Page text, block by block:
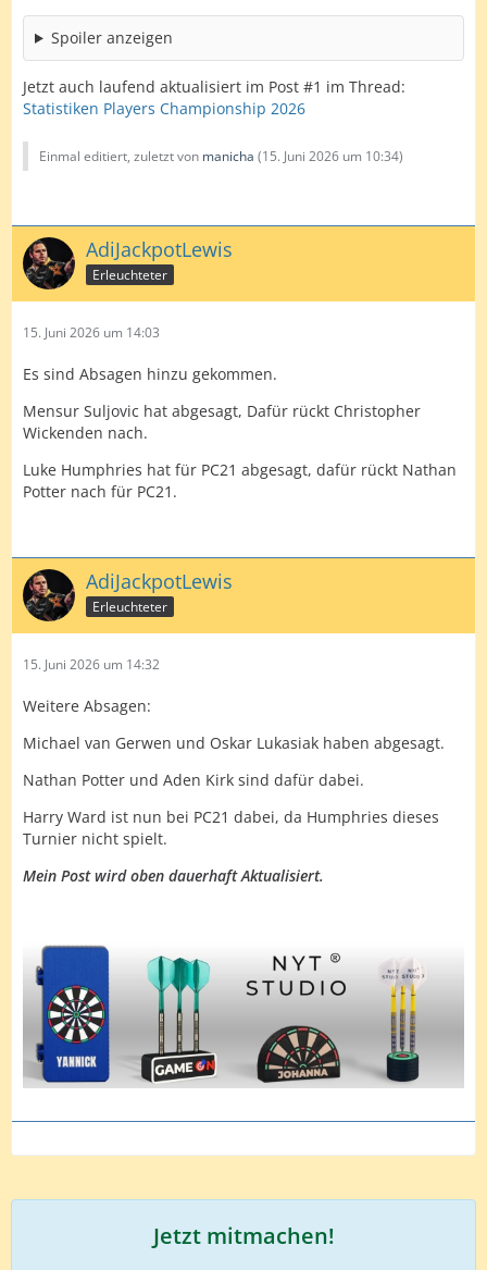
2026 Players Championships 21-22 Player entries
confirmed
Spoiler anzeigen
Jetzt auch laufend aktualisiert im Post #1 im Thread:
Statistiken Players Championship 2026
Einmal editiert, zuletzt von manicha (15. Juni 2026 um 10:34)
AdiJackpotLewis
Erleuchteter
15. Juni 2026 um 14:03
Es sind Absagen hinzu gekommen.
Mensur Suljovic hat abgesagt, Dafür rückt Christopher
Wickenden nach.
Luke Humphries hat für PC21 abgesagt, dafür rückt Nathan
Potter nach für PC21.
AdiJackpotLewis
Erleuchteter
15. Juni 2026 um 14:32
Weitere Absagen:
Michael van Gerwen und Oskar Lukasiak haben abgesagt.
Nathan Potter und Aden Kirk sind dafür dabei.
Harry Ward ist nun bei PC21 dabei, da Humphries dieses
Turnier nicht spielt.
Mein Post wird oben dauerhaft Aktualisiert.
Jetzt mitmachen!